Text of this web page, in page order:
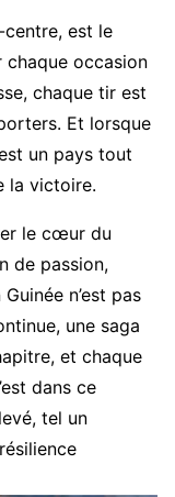
centre, est le
chaque occasion
chaque tir est
Et lorsque
un pays tout
la victoire.
le cœur du
de passion,
n’est pas
une saga
et chaque
dans ce
tel un